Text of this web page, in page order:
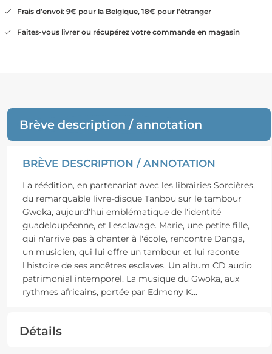
Frais d’envoi: 9€ pour la Belgique, 18€ pour l’étranger
Faites-vous livrer ou récupérez votre commande en magasin
Brève description / annotation
BRÈVE DESCRIPTION / ANNOTATION
La réédition, en partenariat avec les librairies Sorcières,
du remarquable livre-disque Tanbou sur le tambour
Gwoka, aujourd'hui emblématique de l'identité
guadeloupéenne, et l'esclavage. Marie, une petite fille,
qui n'arrive pas à chanter à l'école, rencontre Danga,
un musicien, qui lui offre un tambour et lui raconte
l'histoire de ses ancêtres esclaves. Un album CD audio
patrimonial intemporel. La musique du Gwoka, aux
rythmes africains, portée par Edmony K...
Détails